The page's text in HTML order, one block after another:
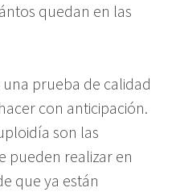
quedan en las
prueba de calidad
con anticipación.
son las
pueden realizar en
que ya están